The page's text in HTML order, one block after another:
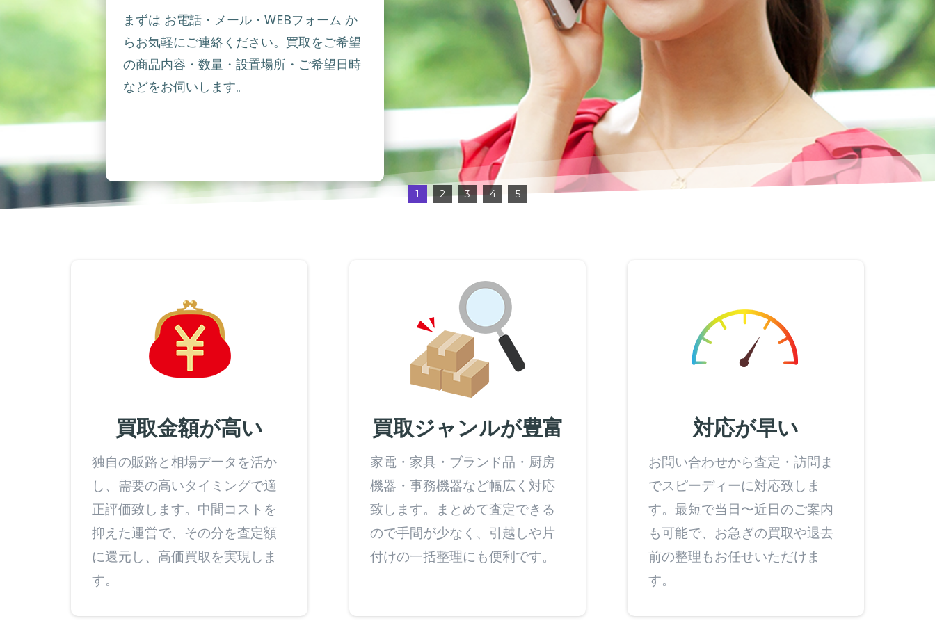
まずは お電話・メール・WEBフォーム か
らお気軽にご連絡ください。買取をご希望
の商品内容・数量・設置場所・ご希望日時
などをお伺いします。
1 2 3 4 5
買取金額が高い
独自の販路と相場データを活か
し、需要の高いタイミングで適
正評価致します。中間コストを
抑えた運営で、その分を査定額
に還元し、高価買取を実現しま
す。
買取ジャンルが豊富
家電・家具・ブランド品・厨房
機器・事務機器など幅広く対応
致します。まとめて査定できる
ので手間が少なく、引越しや片
付けの一括整理にも便利です。
対応が早い
お問い合わせから査定・訪問ま
でスピーディーに対応致しま
す。最短で当日〜近日のご案内
も可能で、お急ぎの買取や退去
前の整理もお任せいただけま
す。